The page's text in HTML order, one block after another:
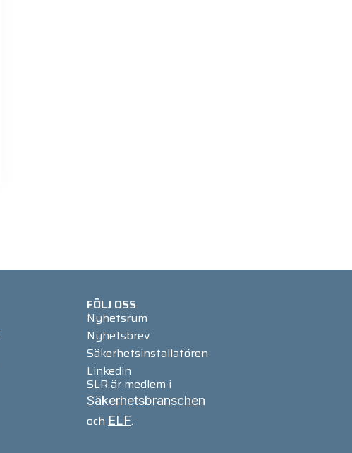
FÖLJ OSS
Nyhetsrum
Nyhetsbrev
Säkerhetsinstallatören
Linkedin
SLR är medlem i
Säkerhetsbranschen
och ELF.